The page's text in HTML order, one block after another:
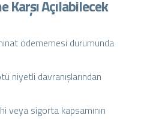
Karşı Açılabilecek
ödememesi durumunda
niyetli davranışlarından
veya sigorta kapsamının